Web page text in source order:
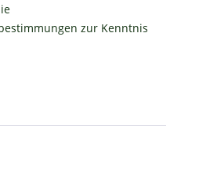
zur Kenntnis